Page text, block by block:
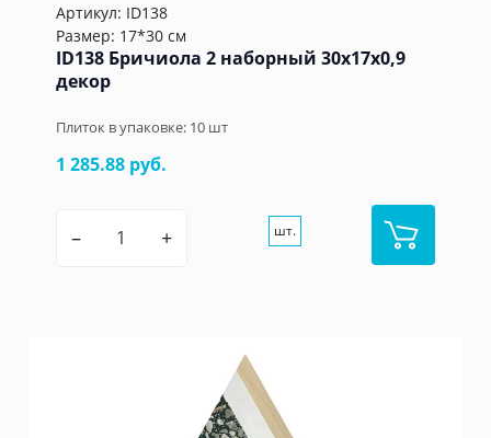
Артикул: ID138
Размер: 17*30 см
ID138 Бричиола 2 наборный 30х17x0,9
декор
Плиток в упаковке: 10 шт
1 285.88 руб.
– + шт.